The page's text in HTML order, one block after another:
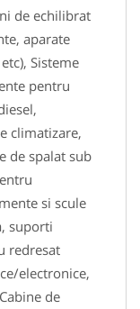
de echilibrat
aparate
Sisteme
pentru
climatizare,
de spalat sub
si scule
suporti
redresat
electronice,
de